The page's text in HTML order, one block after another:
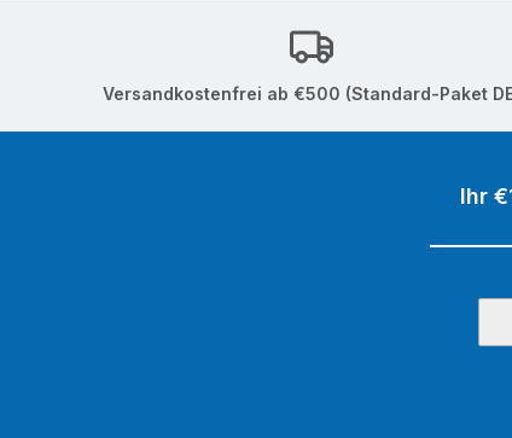
Versandkostenfrei ab €500 (Standard-Paket
Ihr